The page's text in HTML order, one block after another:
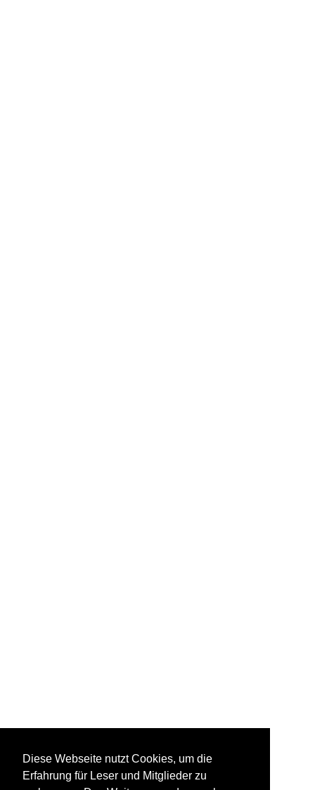
Diese Webseite nutzt Cookies, um die
Erfahrung für Leser und Mitglieder zu